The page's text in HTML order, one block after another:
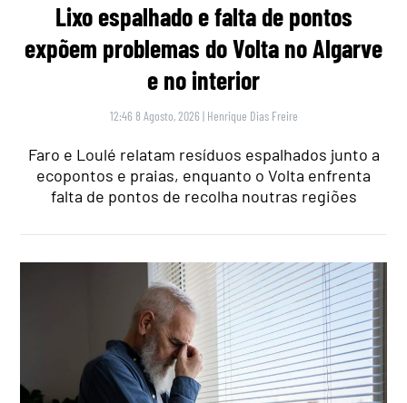
Lixo espalhado e falta de pontos
expõem problemas do Volta no Algarve
e no interior
12:46 8 Agosto, 2026 | Henrique Dias Freire
Faro e Loulé relatam resíduos espalhados junto a
ecopontos e praias, enquanto o Volta enfrenta
falta de pontos de recolha noutras regiões